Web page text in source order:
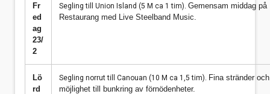
Fr
ed
ag
23/
2
Segling till Union Island (5 M ca 1 tim). Gemensam middag på
Restaurang med Live Steelband Music.
Lö
rd
Segling norrut till Canouan (10 M ca 1,5 tim). Fina stränder
möjlighet till bunkring av förnödenheter.